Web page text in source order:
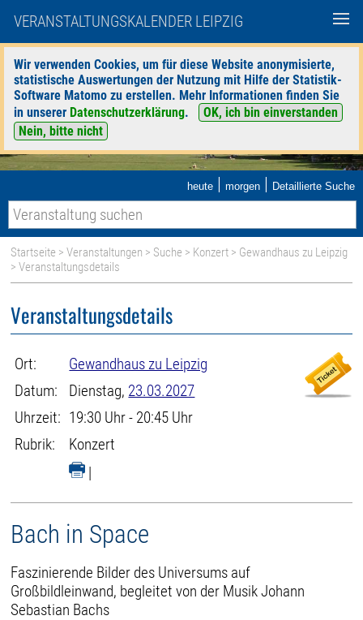
VERANSTALTUNGSKALENDER LEIPZIG
Wir verwenden Cookies, um für diese Website anonymisierte,
statistische Auswertungen der Nutzung mit Hilfe der Statistik-
Software Matomo zu erstellen. Mehr Informationen finden Sie
in unserer Datenschutzerklärung.
OK, ich bin einverstanden
Nein, bitte nicht
heute | morgen | Detaillierte Suche
Startseite >Veranstaltungen > Suche > Konzert > Gewandhaus zu Leipzig
> Veranstaltungsdetails
Veranstaltungsdetails
Ort:
Gewandhaus zu Leipzig
Datum:
Dienstag, 23.03.2027
Uhrzeit: 19:30 Uhr - 20:45 Uhr
Rubrik:
Konzert
|
Bach in Space
Faszinierende Bilder des Universums auf
Großbildleinwand, begleitet von der Musik Johann
Sebastian Bachs